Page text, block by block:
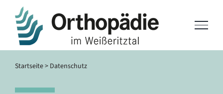
content
Startseite> Datenschutz